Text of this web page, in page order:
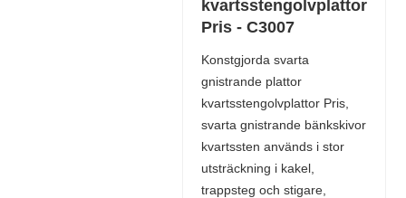
kvartsstengolvplattor
Pris - C3007
Konstgjorda svarta
gnistrande plattor
kvartsstengolvplattor Pris,
svarta gnistrande bänkskivor
kvartssten används i stor
utsträckning i kakel,
trappsteg och stigare,